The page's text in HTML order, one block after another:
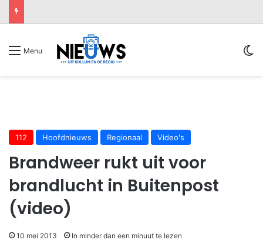
Menu
112 Hoofdnieuws Regionaal Video's
Brandweer rukt uit voor
brandlucht in Buitenpost
(video)
10 mei 2013 In minder dan een minuut te lezen